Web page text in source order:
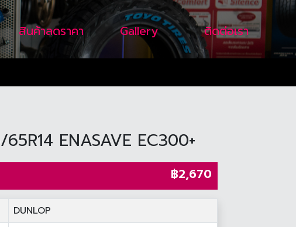
สินค้าลดราคา Gallery ติดต่อเรา
ENASAVE EC300+
฿2,670
DUNLOP